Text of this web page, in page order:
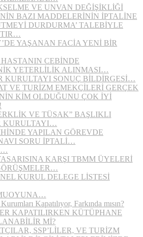
VE UNVAN DEĞİŞİKLİĞİ
BAZI MADDELERİNİN İPTALİNE
DURDURMA’ TALEBİYLE
YAŞANAN FACİA YENİ BİR
CEBİNDE
YETERLİLİK ALINMASI…
KURULTAYI SONUÇ BİLDİRGESİ…
VE TURİZM EMEKÇİLERİ GERÇEK
KİM OLDUĞUNU ÇOK İYİ
VE TÜSAK” BAŞLIKLI
KURULTAYI…
YAPILAN GÖREVDE
SORU İPTALİ…
KARŞI TBMM ÜYELERİ
KURUL DELEGE LİSTESİ
Kapatılıyor, Farkında mısın?
KAPATILIRKEN KÜTÜPHANE
Mİ?
SSP’LİLER, VE TURİZM